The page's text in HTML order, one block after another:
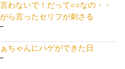
わないで！だって○○なの・・
ら言ったセリフが刺さる
ちゃんにハゲができた日